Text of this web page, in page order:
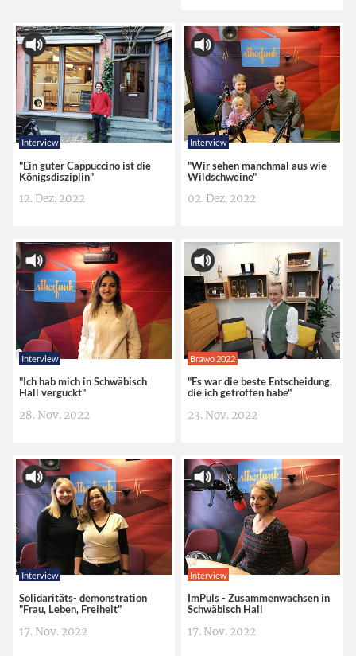
Interview
"Ein guter Cappuccino ist die
Königsdisziplin"
12. Dez. 2022
Interview
"Wir sehen manchmal aus wie
Wildschweine"
02. Dez. 2022
Interview
"Ich hab mich in Schwäbisch
Hall verguckt"
28. Nov. 2022
Brawo 2022
"Es war die beste Entscheidung,
die ich getroffen habe"
23. Nov. 2022
Interview
Solidaritäts- demonstration
"Frau, Leben, Freiheit"
17. Nov. 2022
Interview
ImPuls - Zusammenwachsen in
Schwäbisch Hall
17. Nov. 2022